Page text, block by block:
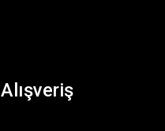
Alışveriş